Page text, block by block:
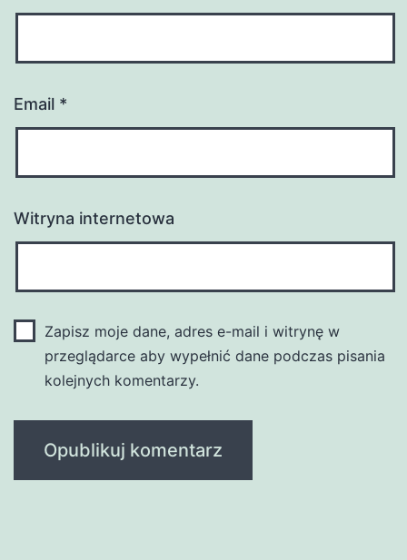
Email *
Witryna internetowa
Zapisz moje dane, adres e-mail i witrynę w
przeglądarce aby wypełnić dane podczas pisania
kolejnych komentarzy.